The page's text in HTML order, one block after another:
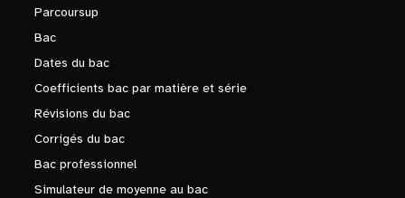
Parcoursup
Bac
Dates du bac
Coefficients bac par matière et série
Révisions du bac
Corrigés du bac
Bac professionnel
Simulateur de moyenne au bac